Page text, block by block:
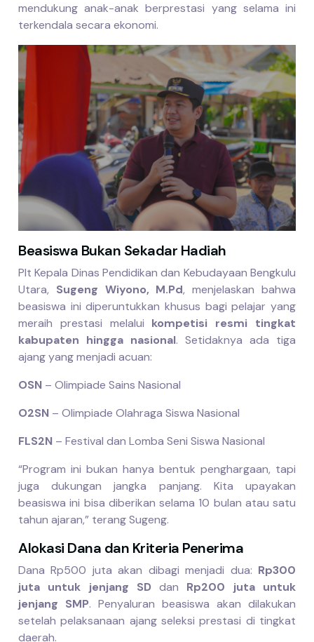
mendukung anak-anak berprestasi yang selama ini
terkendala secara ekonomi.
Beasiswa Bukan Sekadar Hadiah
Plt Kepala Dinas Pendidikan dan Kebudayaan Bengkulu
Utara, Sugeng Wiyono, M.Pd, menjelaskan bahwa
beasiswa ini diperuntukkan khusus bagi pelajar yang
meraih prestasi melalui kompetisi resmi tingkat
kabupaten hingga nasional. Setidaknya ada tiga
ajang yang menjadi acuan:
OSN – Olimpiade Sains Nasional
O2SN – Olimpiade Olahraga Siswa Nasional
FLS2N – Festival dan Lomba Seni Siswa Nasional
“Program ini bukan hanya bentuk penghargaan, tapi
juga dukungan jangka panjang. Kita upayakan
beasiswa ini bisa diberikan selama 10 bulan atau satu
tahun ajaran,” terang Sugeng.
Alokasi Dana dan Kriteria Penerima
Dana Rp500 juta akan dibagi menjadi dua: Rp300
juta untuk jenjang SD dan Rp200 juta untuk
jenjang SMP. Penyaluran beasiswa akan dilakukan
setelah pelaksanaan ajang seleksi prestasi di tingkat
daerah.